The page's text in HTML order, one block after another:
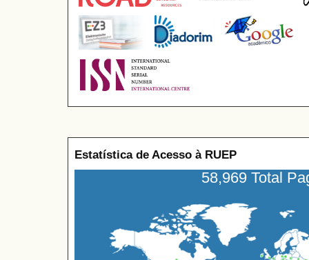
Estatística de Acesso à RUEP
58,969 Total